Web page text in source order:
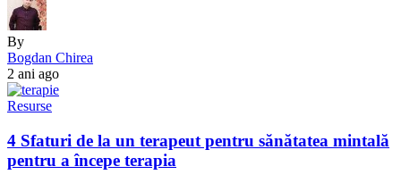
By
Bogdan Chirea
2 ani ago
Resurse
4 Sfaturi de la un terapeut pentru sănătatea mintală
pentru a începe terapia